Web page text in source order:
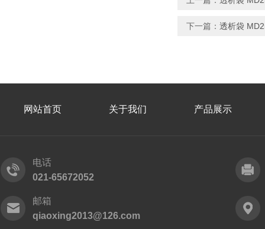
下一篇： 透析袋
网站首页 关于我们 产品展示
电话
021-65672052
邮箱
qiaoxing2013@126.com